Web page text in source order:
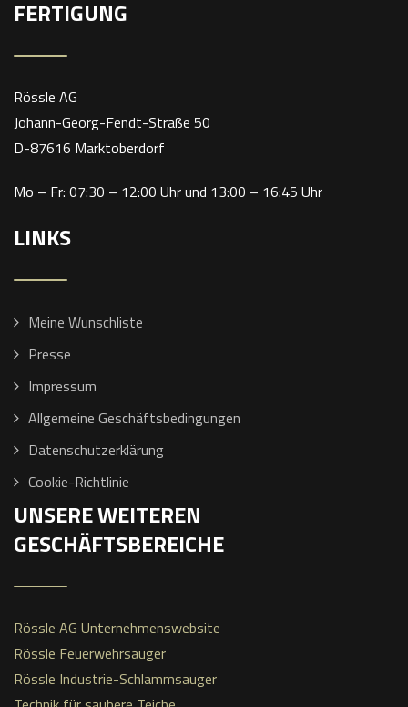
FERTIGUNG
Rössle AG
Johann-Georg-Fendt-Straße 50
D-87616 Marktoberdorf
Mo – Fr: 07:30 – 12:00 Uhr und 13:00 – 16:45 Uhr
LINKS
Meine Wunschliste
Presse
Impressum
Allgemeine Geschäftsbedingungen
Datenschutzerklärung
Cookie-Richtlinie
UNSERE WEITEREN
GESCHÄFTSBEREICHE
Rössle AG Unternehmenswebsite
Rössle Feuerwehrsauger
Rössle Industrie-Schlammsauger